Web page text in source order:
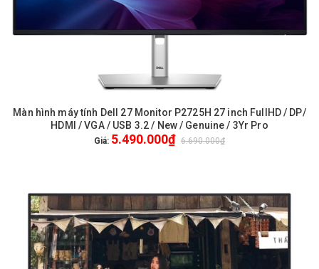
Màn hình máy tính Dell 27 Monitor P2725H 27 inch FullHD / DP/
HDMI / VGA / USB 3.2 / New / Genuine / 3Yr Pro
Giá: 5.490.000₫ 6.690.000₫